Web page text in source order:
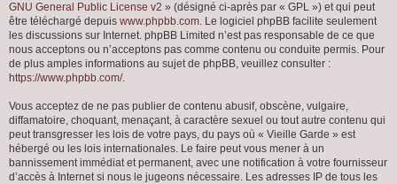
GNU General Public License v2 » (désigné ci-après par « GPL ») et qui peut
être téléchargé depuis www.phpbb.com. Le logiciel phpBB facilite seulement
les discussions sur Internet. phpBB Limited n’est pas responsable de ce que
nous acceptons ou n’acceptons pas comme contenu ou conduite permis. Pour
de plus amples informations au sujet de phpBB, veuillez consulter :
https://www.phpbb.com/.
Vous acceptez de ne pas publier de contenu abusif, obscène, vulgaire,
diffamatoire, choquant, menaçant, à caractère sexuel ou tout autre contenu qui
peut transgresser les lois de votre pays, du pays où « Vieille Garde » est
hébergé ou les lois internationales. Le faire peut vous mener à un
bannissement immédiat et permanent, avec une notification à votre fournisseur
d’accès à Internet si nous le jugeons nécessaire. Les adresses IP de tous les